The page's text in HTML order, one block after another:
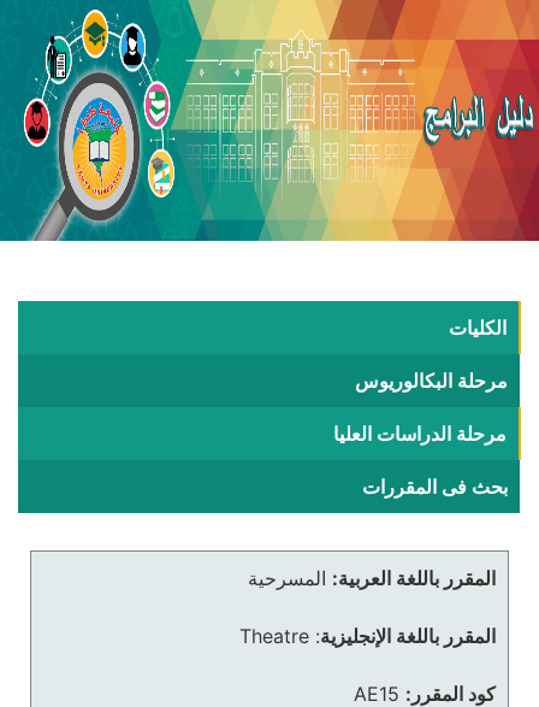
الكليات
مرحلة البكالوريوس
مرحلة الدراسات العليا
بحث فى المقررات
المقرر باللغة العربية: المسرحية
المقرر باللغة الإنجليزية:
Theatre
كود المقرر: AE15